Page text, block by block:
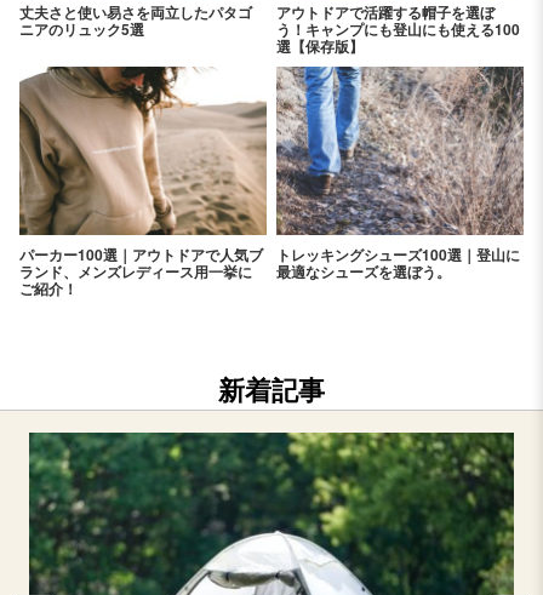
丈夫さと使い易さを両立したパタゴ
ニアのリュック5選
アウトドアで活躍する帽子を選ぼ
う！キャンプにも登山にも使える100
選【保存版】
パーカー100選｜アウトドアで人気ブ
ランド、メンズレディース用一挙に
ご紹介！
トレッキングシューズ100選｜登山に
最適なシューズを選ぼう。
新着記事